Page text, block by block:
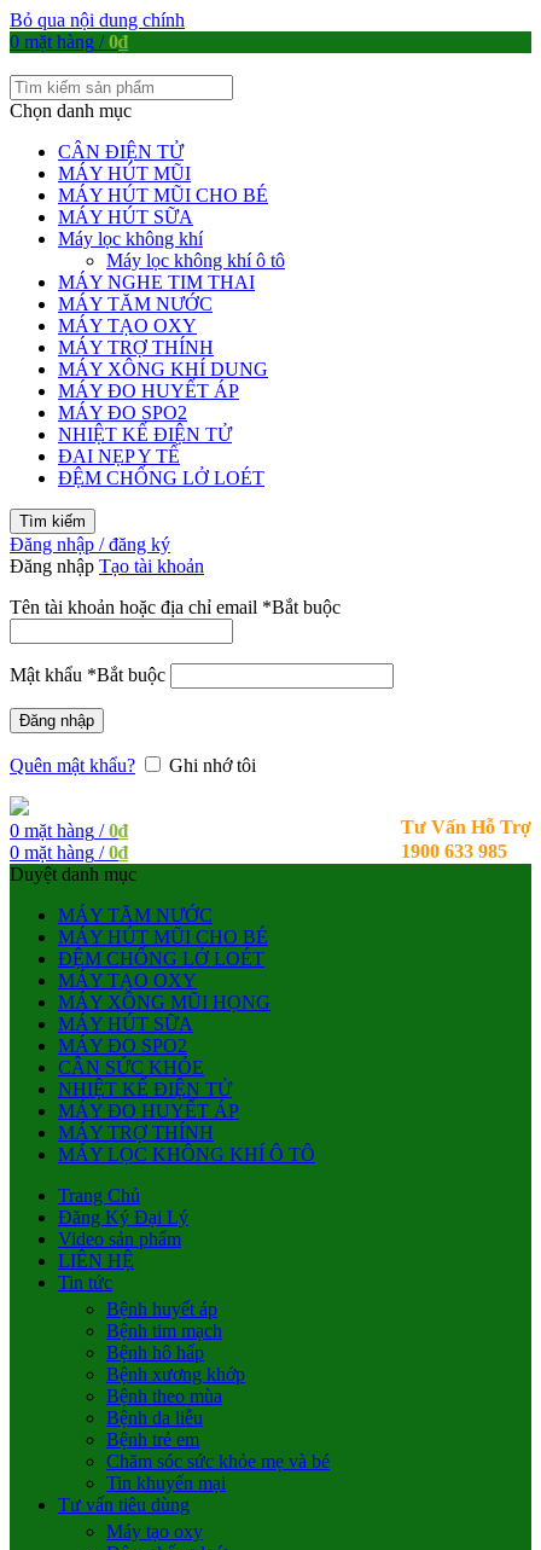
Bỏ qua nội dung chính
0 mặt hàng / 0₫
Chọn danh mục
CÂN ĐIỆN TỬ
MÁY HÚT MŨI
MÁY HÚT MŨI CHO BÉ
MÁY HÚT SỮA
Máy lọc không khí
Máy lọc không khí ô tô
MÁY NGHE TIM THAI
MÁY TĂM NƯỚC
MÁY TẠO OXY
MÁY TRỢ THÍNH
MÁY XÔNG KHÍ DUNG
MÁY ĐO HUYẾT ÁP
MÁY ĐO SPO2
NHIỆT KẾ ĐIỆN TỬ
ĐAI NẸP Y TẾ
ĐỆM CHỐNG LỞ LOÉT
Tìm kiếm
Đăng nhập / đăng ký
Đăng nhập Tạo tài khoản
Tên tài khoản hoặc địa chỉ email *Bắt buộc
Mật khẩu *Bắt buộc
Đăng nhập
Quên mật khẩu? Ghi nhớ tôi
Tư Vấn Hỗ Trợ
1900 633 985
0 mặt hàng / 0₫
0 mặt hàng / 0₫
Duyệt danh mục
MÁY TĂM NƯỚC
MÁY HÚT MŨI CHO BÉ
ĐỆM CHỐNG LỞ LOÉT
MÁY TẠO OXY
MÁY XÔNG MŨI HỌNG
MÁY HÚT SỮA
MÁY ĐO SPO2
CÂN SỨC KHỎE
NHIỆT KẾ ĐIỆN TỬ
MÁY ĐO HUYẾT ÁP
MÁY TRỢ THÍNH
MÁY LỌC KHÔNG KHÍ Ô TÔ
Trang Chủ
Đăng Ký Đại Lý
Video sản phẩm
LIÊN HỆ
Tin tức
Bệnh huyết áp
Bệnh tim mạch
Bệnh hô hấp
Bệnh xương khớp
Bệnh theo mùa
Bệnh da liễu
Bệnh trẻ em
Chăm sóc sức khỏe mẹ và bé
Tin khuyến mại
Tư vấn tiêu dùng
Máy tạo oxy